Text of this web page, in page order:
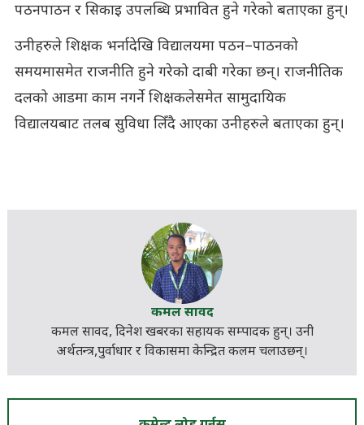
पठनपाठन र सिकाइ उपलब्धि प्रभावित हुने गरेको बताएका हुन्।
उनीहरुले शिक्षक भर्नादेखि विद्यालयमा पठन–पाठनको
समयमासमेत राजनीति हुने गरेको दाबी गरेका छन्। राजनीतिक
दलको आडमा काम नगर्ने शिक्षकलेसमेत सामुदायिक
विद्यालयबाट तलब सुविधा लिँदै आएका उनीहरुले बताएका हुन्।
कमल सावद
कमल सावद, दिनेश खबरकासहायक सम्पादकहुन्। उनी
अर्थतन्त्र,पुर्वाधार र विकासमा केन्द्रित कलम चलाउछन्।